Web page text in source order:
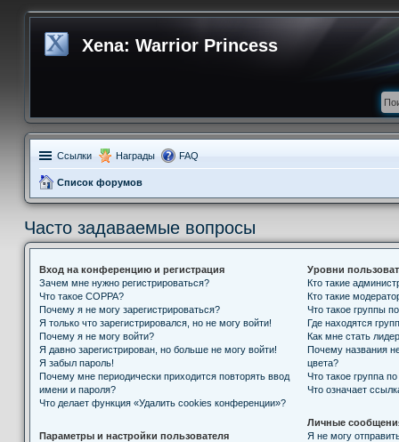
Xena: Warrior Princess
Ссылки Награды FAQ
Список форумов
Часто задаваемые вопросы
Вход на конференцию и регистрация
Зачем мне нужно регистрироваться?
Что такое COPPA?
Почему я не могу зарегистрироваться?
Я только что зарегистрировался, но не могу войти!
Почему я не могу войти?
Я давно зарегистрирован, но больше не могу войти!
Я забыл пароль!
Почему мне периодически приходится повторять ввод
имени и пароля?
Что делает функция «Удалить cookies конференции»?
Параметры и настройки пользователя
Уровни
Кто такие
Кто такие
Что такое группы
Где находятся
Как мне стать
Почему названия
цвета?
Что такое группа
Что означает
Личные
Я не могу